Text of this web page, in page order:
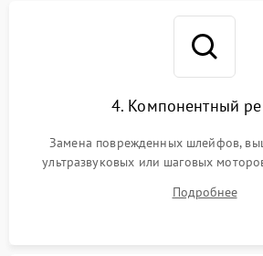
4. Компонентный
Замена поврежденных шлейфов,
ультразвуковых или шаговых
геометрии направляющих при
неисправного блока диафрагмы,
Подробнее